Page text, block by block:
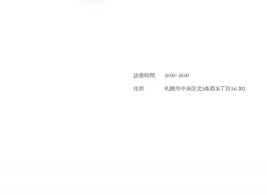
診療時間 10:00~18:00
住所 札幌市中央区北5条西26丁目 1-6 202